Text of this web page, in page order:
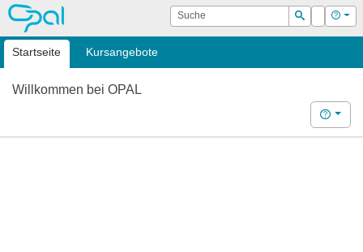
OPAL Suche
Suchen
Login Hilfe
Startseite Kursangebote
Willkommen bei OPAL
Hilfe